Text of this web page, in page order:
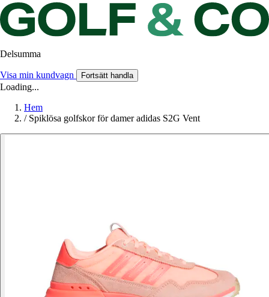
Delsumma
Visa min kundvagn Fortsätt handla
Loading...
Hem
/ Spiklösa golfskor för damer adidas S2G Vent